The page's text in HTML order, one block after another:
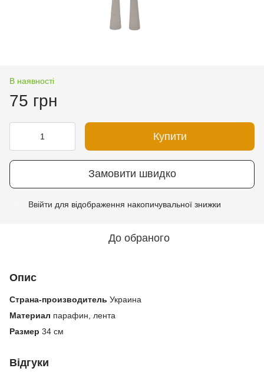
В наявності
75 грн
Купити
Замовити швидко
Ввійти для відображення накопичувальної знижки
До обраного
Опис
Страна-производитель Украина
Материал парафин, лента
Размер 34 см
Відгуки